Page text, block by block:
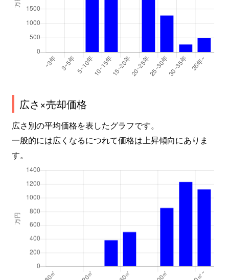
広さ×売却価格
広さ別の平均価格を表したグラフです。
一般的には広くなるにつれて価格は上昇傾向にありま
す。